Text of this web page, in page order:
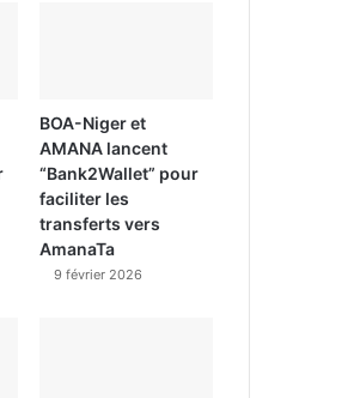
BOA-Niger et
AMANA lancent
“Bank2Wallet” pour
faciliter les
transferts vers
AmanaTa
9 février 2026